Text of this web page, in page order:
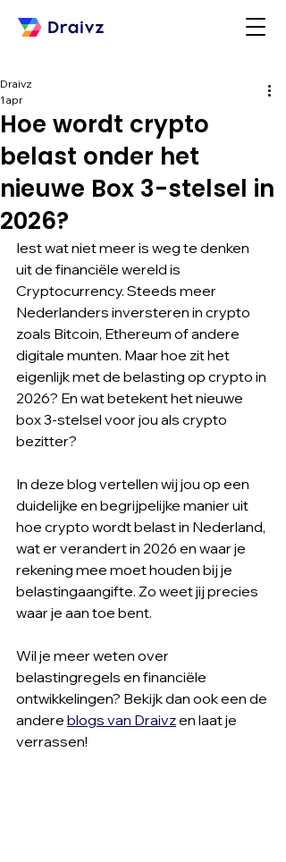
Hoe wordt crypto
belast onder het
nieuwe Box 3-stelsel in
2026?
Draivz
1 apr
Iest wat niet meer is weg te denken
uit de financiële wereld is
Cryptocurrency. Steeds meer
Nederlanders inversteren in crypto
zoals Bitcoin, Ethereum of andere
digitale munten. Maar hoe zit het
eigenlijk met de belasting op crypto in
2026? En wat betekent het nieuwe
box 3-stelsel voor jou als crypto
bezitter?
In deze blog vertellen wij jou op een
duidelijke en begrijpelijke manier uit
hoe crypto wordt belast in Nederland,
wat er verandert in 2026 en waar je
rekening mee moet houden bij je
belastingaangifte. Zo weet jij precies
waar je aan toe bent.
Wil je meer weten over
belastingregels en financiële
ontwikkelingen? Bekijk dan ook een de
andere blogs van Draivz en laat je
verrassen!